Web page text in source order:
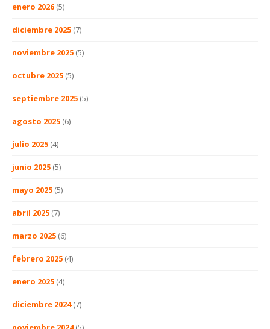
enero 2026 (5)
diciembre 2025 (7)
noviembre 2025 (5)
octubre 2025 (5)
septiembre 2025 (5)
agosto 2025 (6)
julio 2025 (4)
junio 2025 (5)
mayo 2025 (5)
abril 2025 (7)
marzo 2025 (6)
febrero 2025 (4)
enero 2025 (4)
diciembre 2024(7)